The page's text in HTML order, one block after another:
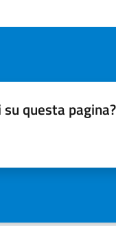
questa pagina?